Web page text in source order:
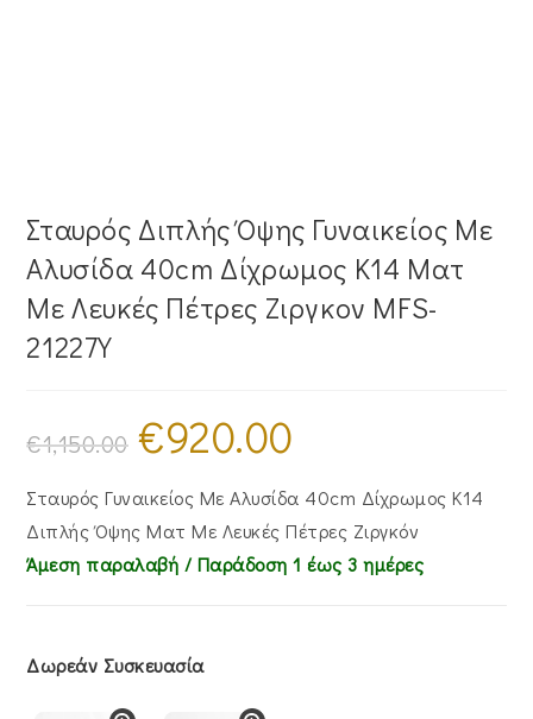
Σταυρός Διπλής Όψης Γυναικείος Με
Αλυσίδα 40cm Δίχρωμος Κ14 Ματ
Με Λευκές Πέτρες Ζιργκον MFS-
21227Y
€1,150.00
Original
price
was:
€920.00
€920.00.
Σταυρός Γυναικείος Με Αλυσίδα 40cm Δίχρωμος Κ14
Διπλής Όψης Ματ Με Λευκές Πέτρες Ζιργκόν
Άμεση παραλαβή / Παράδoση 1 έως 3 ημέρες
Δωρεάν Συσκευασία